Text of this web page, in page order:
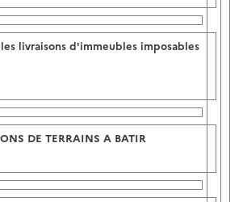
les livraisons d'immeubles imposables
DE TERRAINS A BATIR